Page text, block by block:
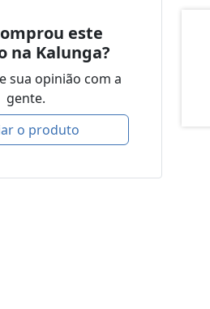
este
na Kalunga?
sua opinião com a
gente.
o produto